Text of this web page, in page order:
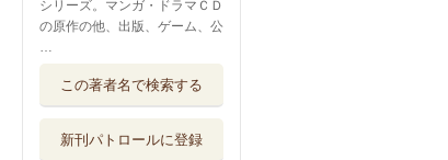
シリーズ。マンガ・ドラマＣＤ
の原作の他、出版、ゲーム、公
…
この著者名で検索する
新刊パトロールに登録
６１
ＣＤ 市朗怪全集